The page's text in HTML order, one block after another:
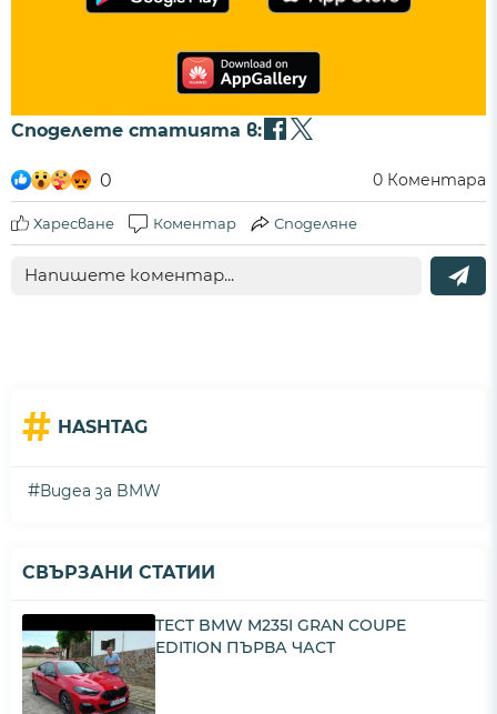
Споделете статията в:
0 0 Коментара
Харесване Коментар Споделяне
# HASHTAG
#Видеа за BMW
СВЪРЗАНИ СТАТИИ
TECT BMW M235I GRAN COUPE
EDITION ПЪРВА ЧАСТ